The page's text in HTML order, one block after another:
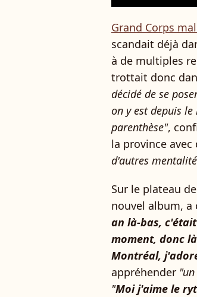
Grand Corps
scandait déjà
à de multiples
trottait donc
décidé de se
on y est depuis
parenthèse",
la province
d'autres
Sur le plateau de
nouvel album, a
an là-bas,
moment, donc
Montréal,
appréhender
"Moi j'aime le